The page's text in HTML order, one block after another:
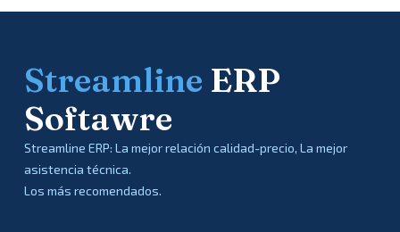
Streamline ERP
Softawre
Streamline ERP: La mejor relación calidad-precio, La mejor
asistencia técnica.
Los más recomendados.